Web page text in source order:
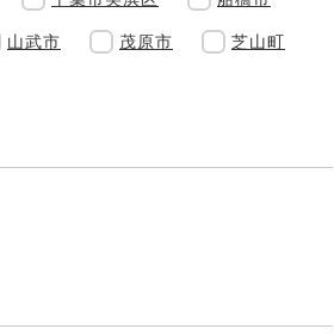
山武市 茂原市 芝山町